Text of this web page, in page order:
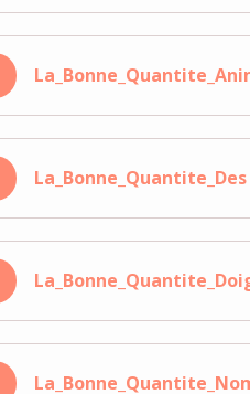
La_Bonne_Quantite_Des